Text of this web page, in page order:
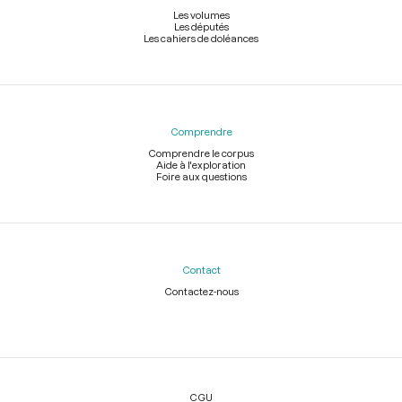
Les volumes
Les députés
Les cahiers de doléances
Comprendre
Comprendre le corpus
Aide à l'exploration
Foire aux questions
Contact
Contactez-nous
Légal
CGU